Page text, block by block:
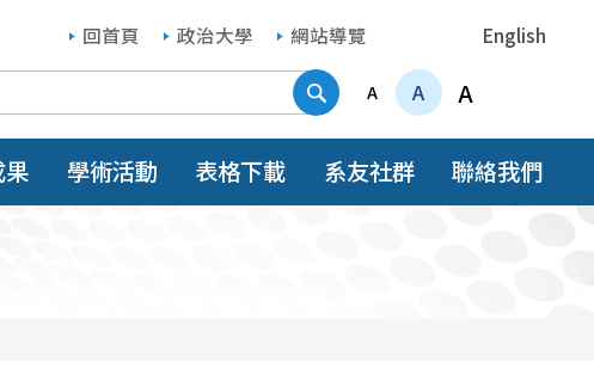
回首頁 政治大學 網站導覽 English
搜尋A A A
果 學術活動 表格下載 系友社群 聯絡我們